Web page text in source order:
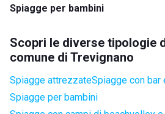
Spiagge per bambini
Scopri le diverse tipologie
comune di Trevignano
Spiagge attrezzateSpiagge con bar
Spiagge per bambini